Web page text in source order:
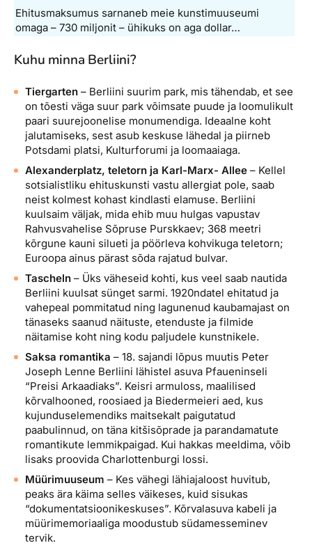
Ehitusmaksumus sarnaneb meie kunstimuuseumi
omaga – 730 miljonit – ühikuks on aga dollar…
Kuhu minna Berliini?
Tiergarten – Berliini suurim park, mis tähendab, et see
on tõesti väga suur park võimsate puude ja loomulikult
paari suurejoonelise monumendiga. Ideaalne koht
jalutamiseks, sest asub keskuse lähedal ja piirneb
Potsdami platsi, Kulturforumi ja loomaaiaga.
Alexanderplatz, teletorn ja Karl-Marx- Allee – Kellel
sotsialistliku ehituskunsti vastu allergiat pole, saab
neist kolmest kohast kindlasti elamuse. Berliini
kuulsaim väljak, mida ehib muu hulgas vapustav
Rahvusvahelise Sõpruse Purskkaev; 368 meetri
kõrgune kauni silueti ja pöörleva kohvikuga teletorn;
Euroopa ainus pärast sõda rajatud bulvar.
Tascheln – Üks väheseid kohti, kus veel saab nautida
Berliini kuulsat sünget sarmi. 1920ndatel ehitatud ja
vahepeal pommitatud ning lagunenud kaubamajast on
tänaseks saanud näituste, etenduste ja filmide
näitamise koht ning kodu paljudele kunstnikele.
Saksa romantika – 18. sajandi lõpus muutis Peter
Joseph Lenne Berliini lähistel asuva Pfaueninseli
“Preisi Arkaadiaks”. Keisri armuloss, maalilised
kõrvalhooned, roosiaed ja Biedermeieri aed, kus
kujunduselemendiks maitsekalt paigutatud
paabulinnud, on täna kitšisõprade ja parandamatute
romantikute lemmikpaigad. Kui hakkas meeldima, võib
lisaks proovida Charlottenburgi lossi.
Müürimuuseum – Kes vähegi lähiajaloost huvitub,
peaks ära käima selles väikeses, kuid sisukas
“dokumentatsioonikeskuses”. Kõrvalasuva kabeli ja
müürimemoriaaliga moodustub südamesseminev
tervik.